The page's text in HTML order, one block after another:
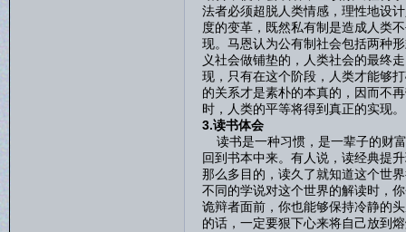
法者必须超脱人类情感，理性地设
度的变革，既然私有制是造成人类
现。马恩认为公有制社会包括两种
义社会做铺垫的，人类社会的最终
现，只有在这个阶段，人类才能够
的关系才是素朴的本真的，因而不
时，人类的平等将得到真正的实现。
3.读书体会
读书是一种习惯，是一辈子的财
回到书本中来。有人说，读经典提
那么多目的，读久了就知道这个世
不同的学说对这个世界的解读时，
诡辩者面前，你也能够保持冷静的
的话，一定要狠下心来将自己放到